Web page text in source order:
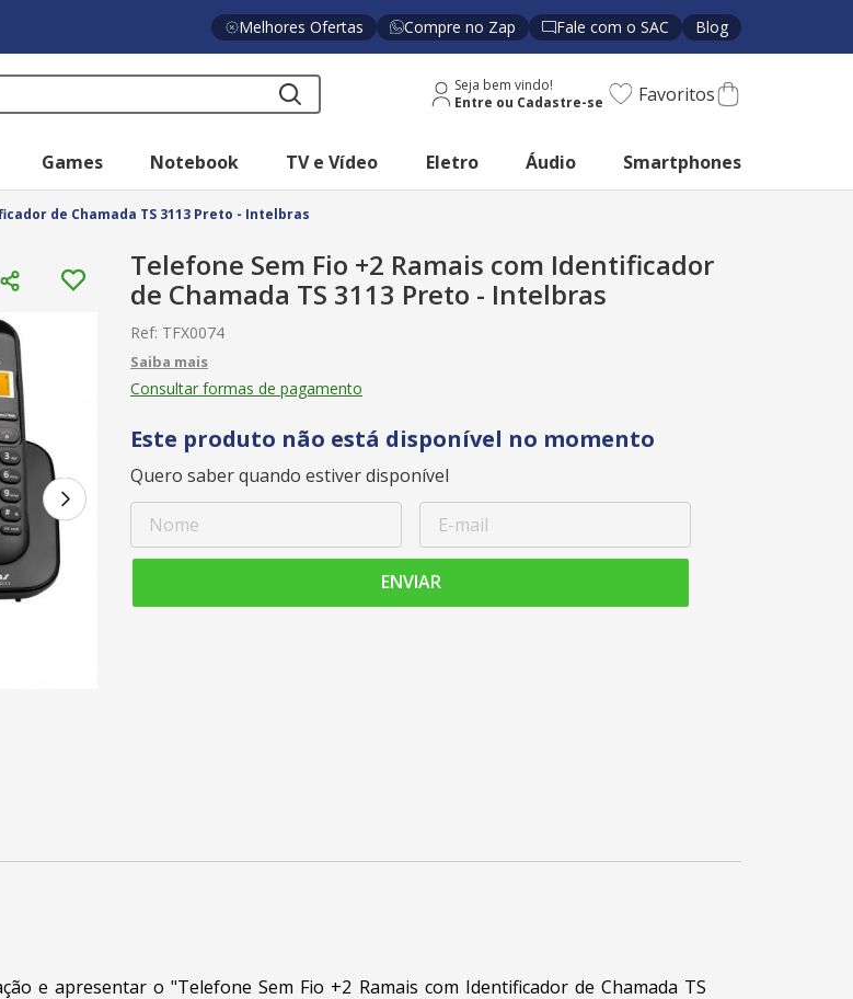
Melhores Ofertas Compre no Zap Fale com o SAC Blog
Seja bem vindo! Favoritos
Games Notebook TV e Vídeo Eletro Áudio Smartphones
de Chamada TS 3113 Preto - Intelbras
Telefone Sem Fio +2 Ramais com Identificador
de Chamada TS 3113 Preto - Intelbras
Ref: TFX0074
Consultar formas de pagamento
Este produto não está disponível no momento
Quero saber quando estiver disponível
ENVIAR
e apresentar o "Telefone Sem Fio +2 Ramais com Identificador de Chamada TS